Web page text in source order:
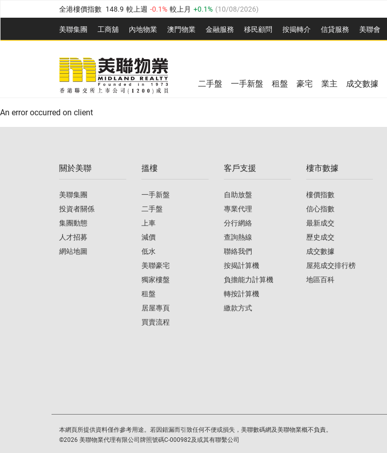
全港樓價指數 148.9 較上週 -0.1% 較上月 0.1% (10/08/2026)
港島樓價指數 157.0 較上週 -0.2% 較上月 0.2% (10/08/2026)
九龍樓價指數 155.7 較上週 -0.4% 較上月 -0.8% (10/08/2026)
新界樓價指數 135.1 較上週 0.3%
美聯信心指數 76.6 較上週 -0.6% 較上月 10/08/2026
美聯集團 工商舖 內地物業 澳門物業 金融服務 移民顧問 按揭轉介 信貸服務 美聯會
全港樓價指數 148.9 較上週 -0.1%
美聯信心指數 較上週 -0.6% 10/08/2026)
二手盤 一手新盤 租盤 豪宅 業主 成交數據
An error occurred on client
關於美聯
美聯集團
投資者關係
集團動態
人才招募
網站地圖
搵樓
一手新盤
二手盤
上車
減價
低水
美聯豪宅
獨家樓盤
租盤
居屋專頁
買賣流程
客戶支援
自助放盤
專業代理
分行網絡
查詢熱線
聯絡我們
按揭計算機
負擔能力計算機
轉按計算機
繳款方式
樓市數據
樓價指數
信心指數
最新成交
歷史成交
成交數據
屋苑成交排行榜
地區百科
本網頁所提供資料僅作參考用途。若因錯漏而引致任何不便或損失，美聯數碼網及美聯物業概不負責。
©2026 美聯物業代理有限公司牌照號碼C-000982及或其有聯繫公司